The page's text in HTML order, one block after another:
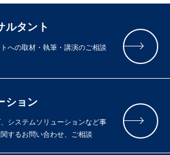
ルタント
への取材・執筆・講演のご相談
ション
システムソリューションなど事
するお問い合わせ、ご相談